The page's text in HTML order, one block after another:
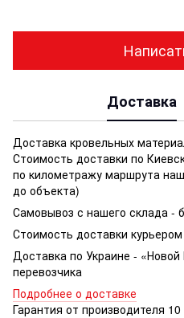
Доставка
Доставка кровельных
Стоимость доставки по
по километражу маршрута
до объекта)
Самовывоз с нашего склада -
Стоимость доставки
Доставка по Украине -
перевозчика
Подробнее о доставке
Гарантия от производителя 10